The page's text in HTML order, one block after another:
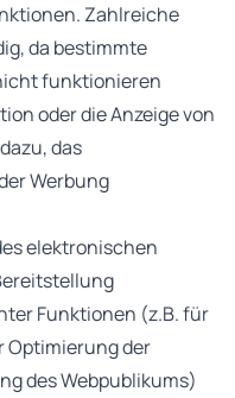
Zahlreiche
da bestimmte
funktionieren
oder die Anzeige von
das
Werbung
elektronischen
Funktionen (z.B. für
Optimierung der
des Webpublikums)